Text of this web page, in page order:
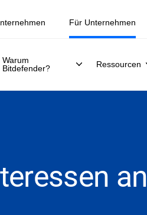
Für Unternehmen
Warum
Bitdefender?
Ressourcen
an